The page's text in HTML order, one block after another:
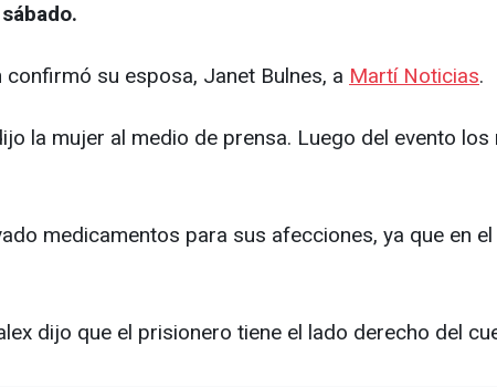
su esposa, Janet Bulnes, a Martí Noticias.
la mujer al medio de prensa. Luego del evento
medicamentos para sus afecciones, ya que en
dijo que el prisionero tiene el lado derecho del